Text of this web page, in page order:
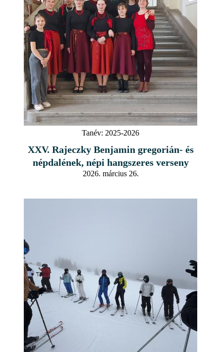
Tanév: 2025-2026
XXV. Rajeczky Benjamin gregorián- és
népdalének, népi hangszeres verseny
2026. március 26.